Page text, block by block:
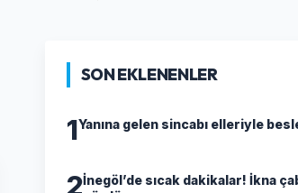
SON EKLENENLER
1Yanına gelen sincabı elleriyle
2İnegöl’de sıcak dakikalar! İkna